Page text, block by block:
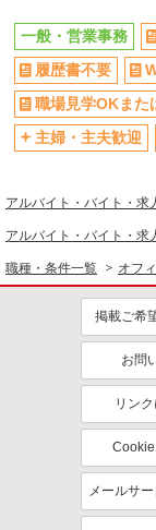
扶養内勤務OK
転勤なし
交通費支給
研修制度あり
一般・営業事務
同じ特徴から求人
土日祝休み
上場企業・上場企業
交通費支給
一般・営業事務
履歴書不要
職場見学OKまた
主婦・主夫歓迎
アルバイト・バイト・求
アルバイト・バイト・求
職種・条件一覧 オフ
掲載ご希
お問
リン
メールサ